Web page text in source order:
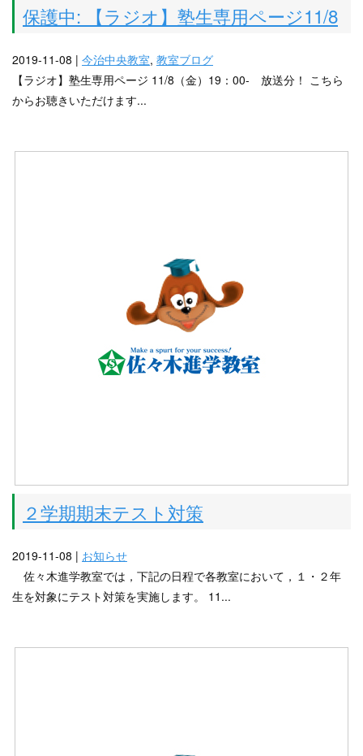
保護中: 【ラジオ】塾生専用ページ11/8
2019-11-08 | 今治中央教室, 教室ブログ
【ラジオ】塾生専用ページ 11/8（金）19：00- 放送分！ こちら
からお聴きいただけます...
２学期期末テスト対策
2019-11-08 | お知らせ
佐々木進学教室では，下記の日程で各教室において，１・２年
生を対象にテスト対策を実施します。 11...